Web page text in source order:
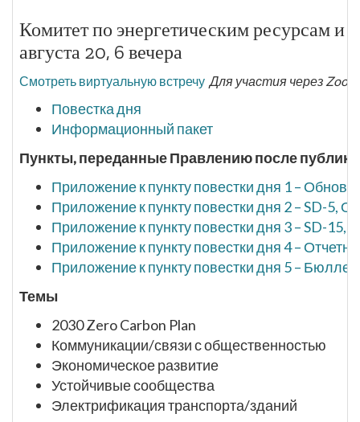
Комитет по энергетическим ресурсам и
августа 20, 6 вечера
Смотреть виртуальную встречу Для участия через
Повестка дня
Информационный пакет
Пункты, переданные Правлению после
Приложение к пункту повестки дня 1 –
Приложение к пункту повестки дня 2 – SD-5,
Приложение к пункту повестки дня 3 – SD-
Приложение к пункту повестки дня 4 –
Приложение к пункту повестки дня 5 –
Темы
2030 Zero Carbon Plan
Коммуникации/связи с общественностью
Экономическое развитие
Устойчивые сообщества
Электрификация транспорта/зданий